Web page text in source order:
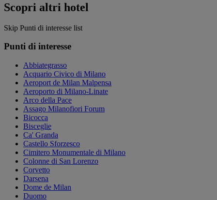
Scopri altri hotel
Skip Punti di interesse list
Punti di interesse
Abbiategrasso
Acquario Civico di Milano
Aeroport de Milan Malpensa
Aeroporto di Milano-Linate
Arco della Pace
Assago Milanofiori Forum
Bicocca
Bisceglie
Ca' Granda
Castello Sforzesco
Cimitero Monumentale di Milano
Colonne di San Lorenzo
Corvetto
Darsena
Dome de Milan
Duomo